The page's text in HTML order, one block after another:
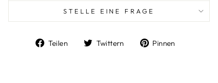
STELLE EINE FRAGE
Teilen
Auf
Twittern
Auf
Pinnen